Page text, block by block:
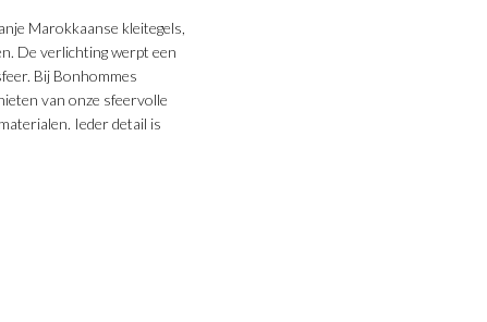
Marokkaanse kleitegels,
De verlichting werpt een
Bij Bonhommes
van onze sfeervolle
Ieder detail is